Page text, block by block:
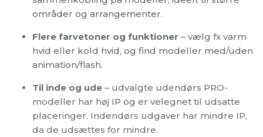
områder og arrangementer.
Flere farvetoner og funktioner – vælg fx varm
hvid eller kold hvid, og find modeller med/uden
animation/flash.
Til inde og ude – udvalgte udendørs PRO-
modeller har høj IP og er velegnet til udsatte
placeringer. Indendørs udgaver har mindre IP,
da de udsættes for mindre.